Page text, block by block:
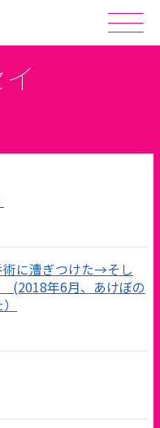
術に漕ぎつけた→そし
年6月、あけぼの